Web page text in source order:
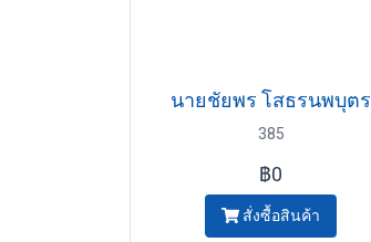
นายชัยพร โสธรนพบุตร
385
฿0
สั่งซื้อสินค้า